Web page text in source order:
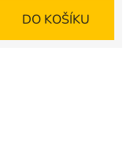
DO KOŠÍKU